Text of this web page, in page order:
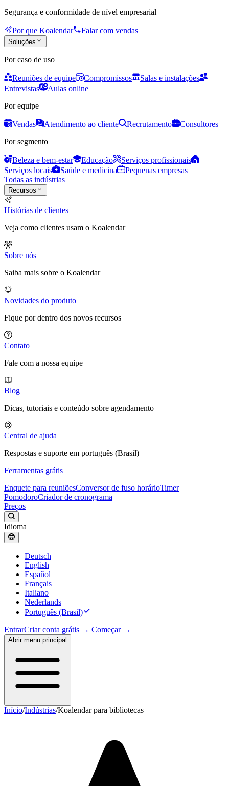
Segurança e conformidade de nível empresarial
Por que Koalendar Falar com vendas
Soluções
Por caso de uso
Reuniões de equipe Compromissos
Salas e instalações
Entrevistas
Aulas online
Por equipe
Vendas Atendimento ao cliente Recrutamento
Consultores
Por segmento
Beleza e bem-estar Educação
Serviços profissionais
Serviços locais
Saúde e medicina
Pequenas empresas
Todas as indústrias
Recursos
Histórias de clientes
Veja como clientes usam o Koalendar
Sobre nós
Saiba mais sobre o Koalendar
Novidades do produto
Fique por dentro dos novos recursos
Contato
Fale com a nossa equipe
Blog
Dicas, tutoriais e conteúdo sobre agendamento
Central de ajuda
Respostas e suporte em português (Brasil)
Ferramentas grátis
Enquete para reuniõesConversor de fuso horárioTimer
PomodoroCriador de cronograma
Preços
Idioma
Deutsch
English
Español
Français
Italiano
Nederlands
Português (Brasil)
EntrarCriar conta grátis → Começar →
Abrir menu principal
Início/Indústrias/Koalendar para bibliotecas